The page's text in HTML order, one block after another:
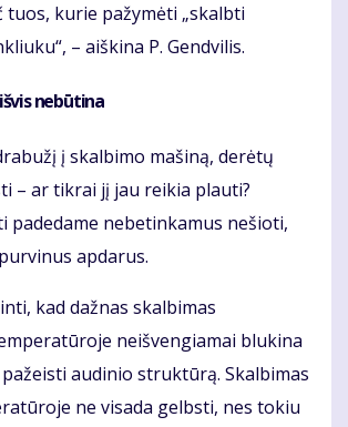
tuos, kurie pažymėti „skalbti
– aiškina P. Gendvilis.
nebūtina
į skalbimo mašiną, derėtų
– ar tikrai jį jau reikia plauti?
padedame nebetinkamus nešioti,
apdarus.
kad dažnas skalbimas
neišvengiamai blukina
audinio struktūrą. Skalbimas
ne visada gelbsti, nes tokiu